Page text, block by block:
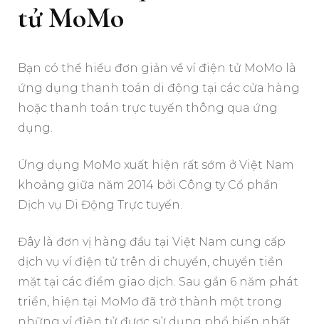
tử MoMo
Bạn có thể hiểu đơn giản về ví điện tử MoMo là
ứng dụng thanh toán di động tại các cửa hàng
hoặc thanh toán trực tuyến thông qua ứng
dụng.
Ứng dụng MoMo xuất hiện rất sớm ở Việt Nam
khoảng giữa năm 2014 bởi Công ty Cổ phần
Dịch vụ Di Động Trực tuyến.
Đây là đơn vị hàng đầu tại Việt Nam cung cấp
dịch vụ ví điện tử trên di chuyển, chuyển tiền
mặt tại các điểm giao dịch. Sau gần 6 năm phát
triển, hiện tại MoMo đã trở thành một trong